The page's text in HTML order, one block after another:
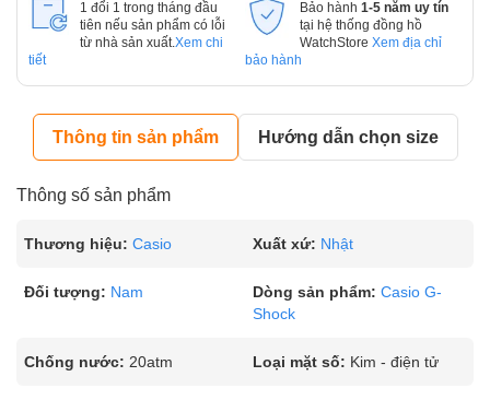
1 đổi 1 trong tháng đầu
tiên nếu sản phẩm có lỗi
từ nhà sản xuất. Xem chi
tiết
Bảo hành 1-5 năm uy tín
tại hệ thống đồng hồ
WatchStore Xem địa chỉ
bảo hành
Thông tin sản phẩm Hướng dẫn chọn size
Thông số sản phẩm
Thương hiệu: Casio Xuất xứ: Nhật
Đối tượng: Nam Dòng sản phẩm: Casio G-
Shock
Chống nước: 20atm Loại mặt số: Kim - điện tử